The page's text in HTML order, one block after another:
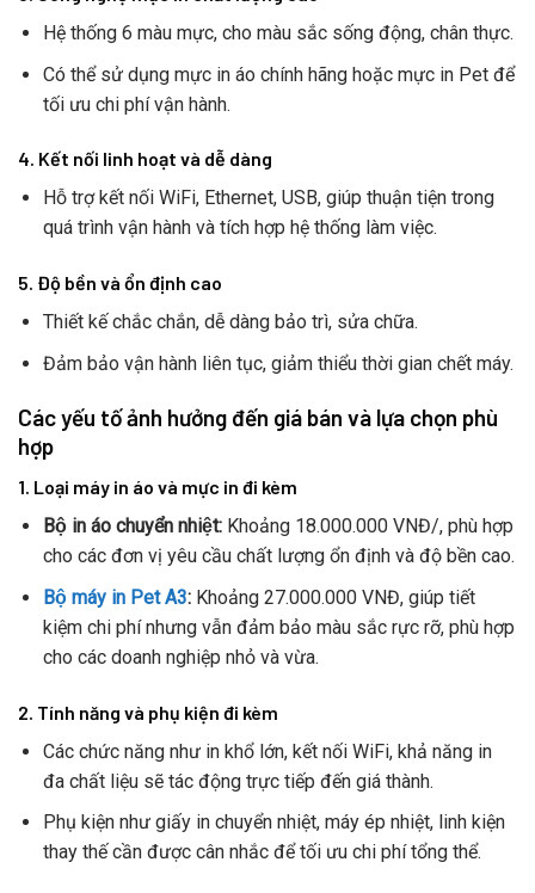
Hệ thống 6 màu mực, cho màu sắc sống động, chân thực.
Có thể sử dụng mực in áo chính hãng hoặc mực in Pet để
tối ưu chi phí vận hành.
4. Kết nối linh hoạt và dễ dàng
Hỗ trợ kết nối WiFi, Ethernet, USB, giúp thuận tiện trong
quá trình vận hành và tích hợp hệ thống làm việc.
5. Độ bền và ổn định cao
Thiết kế chắc chắn, dễ dàng bảo trì, sửa chữa.
Đảm bảo vận hành liên tục, giảm thiểu thời gian chết máy.
Các yếu tố ảnh hưởng đến giá bán và lựa chọn phù
hợp
1. Loại máy in áo và mực in đi kèm
Bộ in áo chuyển nhiệt:Khoảng 18.000.000 VNĐ/, phù hợp
cho các đơn vị yêu cầu chất lượng ổn định và độ bền cao.
Bộ máy in Pet A3:Khoảng 27.000.000 VNĐ, giúp tiết
kiệm chi phí nhưng vẫn đảm bảo màu sắc rực rỡ, phù hợp
cho các doanh nghiệp nhỏ và vừa.
2. Tính năng và phụ kiện đi kèm
Các chức năng như in khổ lớn, kết nối WiFi, khả năng in
đa chất liệu sẽ tác động trực tiếp đến giá thành.
Phụ kiện như giấy in chuyển nhiệt, máy ép nhiệt, linh kiện
thay thế cần được cân nhắc để tối ưu chi phí tổng thể.